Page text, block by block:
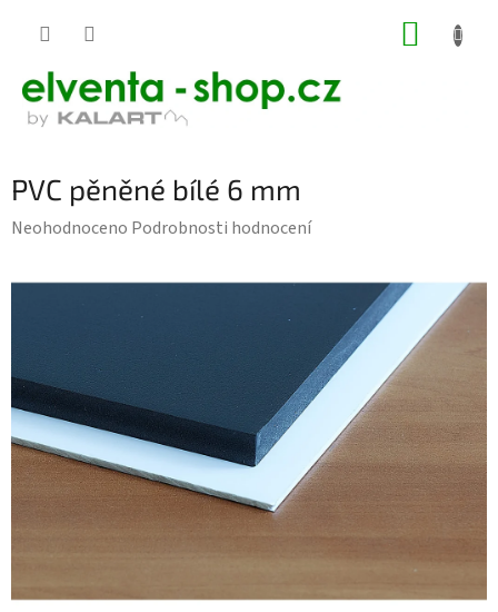
PVC pěněné bílé 6 mm
Průměrné
produktu
5
hvězdiček.
Neohodnoceno Podrobnosti hodnocení